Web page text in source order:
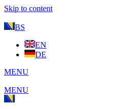
Skip to content
BS
EN
DE
MENU
MENU